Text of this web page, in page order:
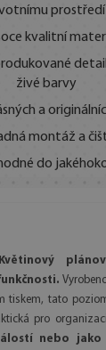
prostředí
kvalitní
živé barvy
a
montáž a
do
tiskem, tato
pro
nebo jako